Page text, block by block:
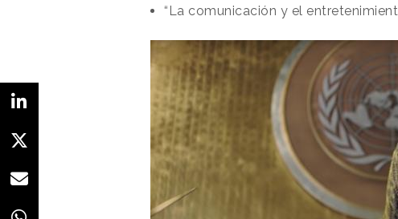
“La comunicación y el